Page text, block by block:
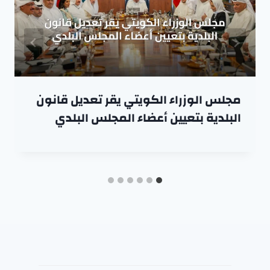
مجلس الوزراء الكويتي يقر تعديل قانون
البلدية بتعيين أعضاء المجلس البلدي